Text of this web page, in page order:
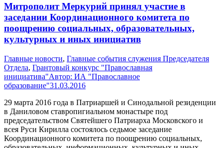
Митрополит Меркурий принял участие в
заседании Координационного комитета по
поощрению социальных, образовательных,
культурных и иных инициатив
Главные новости, Главные события служения Председателя
Отдела, Грантовый конкурс "Православная
инициатива"Автор: ИА "Православное
образование"31.03.2016
29 марта 2016 года в Патриаршей и Синодальной резиденции
в Даниловом ставропигиальном монастыре под
председательством Святейшего Патриарха Московского и
всея Руси Кирилла состоялось седьмое заседание
Координационного комитета по поощрению социальных,